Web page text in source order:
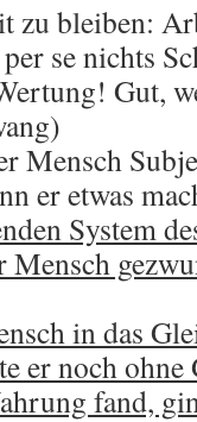
zu bleiben:
se nichts
Gut,
Mensch
er etwas
System
Mensch
in das
er noch
fand,